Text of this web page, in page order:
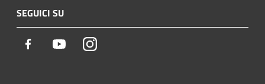
SEGUICI SU
Facebook YoutubeInstagram